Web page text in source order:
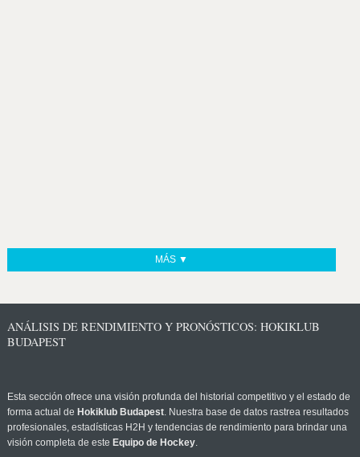
MÁS ▼
ANÁLISIS DE RENDIMIENTO Y PRONÓSTICOS: HOKIKLUB
BUDAPEST
Esta sección ofrece una visión profunda del historial competitivo y el estado de
forma actual de Hokiklub Budapest. Nuestra base de datos rastrea resultados
profesionales, estadísticas H2H y tendencias de rendimiento para brindar una
visión completa de este Equipo de Hockey.